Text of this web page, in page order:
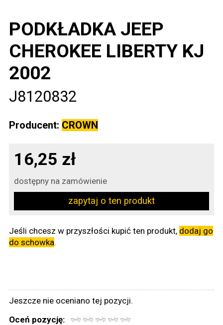
PODKŁADKA JEEP
CHEROKEE LIBERTY KJ
2002
J8120832
Producent: CROWN
16,25 zł
dostępny na zamówienie
zapytaj o ten produkt
Jeśli chcesz w przyszłości kupić ten produkt, dodaj go
do schowka.
Jeszcze nie oceniano tej pozycji.
Oceń pozycję: